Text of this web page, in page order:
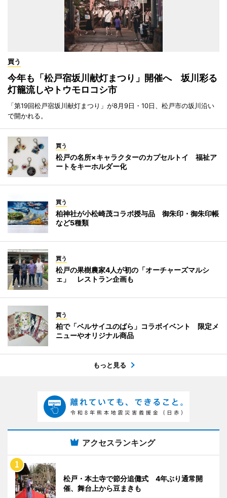
買う
今年も「松戸宿坂川献灯まつり」開催へ 坂川彩る
灯籠流しやトウモロコシ市
「第19回松戸宿坂川献灯まつり」が8月9日・10日、松戸市の坂川沿い
で開かれる。
買う
松戸の名所×キャラクターのカプセルトイ 福祉ア
ートをキーホルダー化
買う
柏神社が小松崎茂コラボ授与品 御朱印・御朱印帳
など5種類
買う
松戸の果樹農家4人が初の「オーチャーズマルシ
ェ」 レストラン企画も
買う
柏で「ベルサイユのばら」コラボイベント 限定メ
ニューやオリジナル商品
もっと見る
アクセスランキング
松戸・本土寺で節分追儺式 4年ぶり通常開
催、舞台上から豆まきも